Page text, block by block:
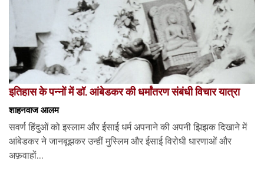
इतिहास के पन्नों में डॉ. आंबेडकर की धर्मांतरण संबंधी विचार यात्रा
शाहनवाज आलम
सवर्ण हिंदुओं को इस्लाम और ईसाई धर्म अपनाने की अपनी झिझक दिखाने में
आंबेडकर ने जानबूझकर उन्हीं मुस्लिम और ईसाई विरोधी धारणाओं और
अफ़वाहों...